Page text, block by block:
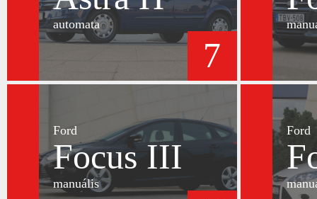
automata
7
Ford
Focus III
manuális
Ford